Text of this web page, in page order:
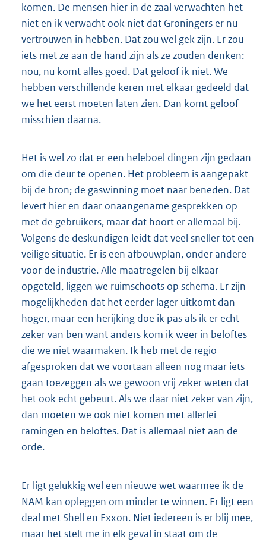
komen. De mensen hier in de zaal verwachten het
niet en ik verwacht ook niet dat Groningers er nu
vertrouwen in hebben. Dat zou wel gek zijn. Er zou
iets met ze aan de hand zijn als ze zouden denken:
nou, nu komt alles goed. Dat geloof ik niet. We
hebben verschillende keren met elkaar gedeeld dat
we het eerst moeten laten zien. Dan komt geloof
misschien daarna.
Het is wel zo dat er een heleboel dingen zijn gedaan
om die deur te openen. Het probleem is aangepakt
bij de bron; de gaswinning moet naar beneden. Dat
levert hier en daar onaangename gesprekken op
met de gebruikers, maar dat hoort er allemaal bij.
Volgens de deskundigen leidt dat veel sneller tot een
veilige situatie. Er is een afbouwplan, onder andere
voor de industrie. Alle maatregelen bij elkaar
opgeteld, liggen we ruimschoots op schema. Er zijn
mogelijkheden dat het eerder lager uitkomt dan
hoger, maar een herijking doe ik pas als ik er echt
zeker van ben want anders kom ik weer in beloftes
die we niet waarmaken. Ik heb met de regio
afgesproken dat we voortaan alleen nog maar iets
gaan toezeggen als we gewoon vrij zeker weten dat
het ook echt gebeurt. Als we daar niet zeker van zijn,
dan moeten we ook niet komen met allerlei
ramingen en beloftes. Dat is allemaal niet aan de
orde.
Er ligt gelukkig wel een nieuwe wet waarmee ik de
NAM kan opleggen om minder te winnen. Er ligt een
deal met Shell en Exxon. Niet iedereen is er blij mee,
maar het stelt me in elk geval in staat om de